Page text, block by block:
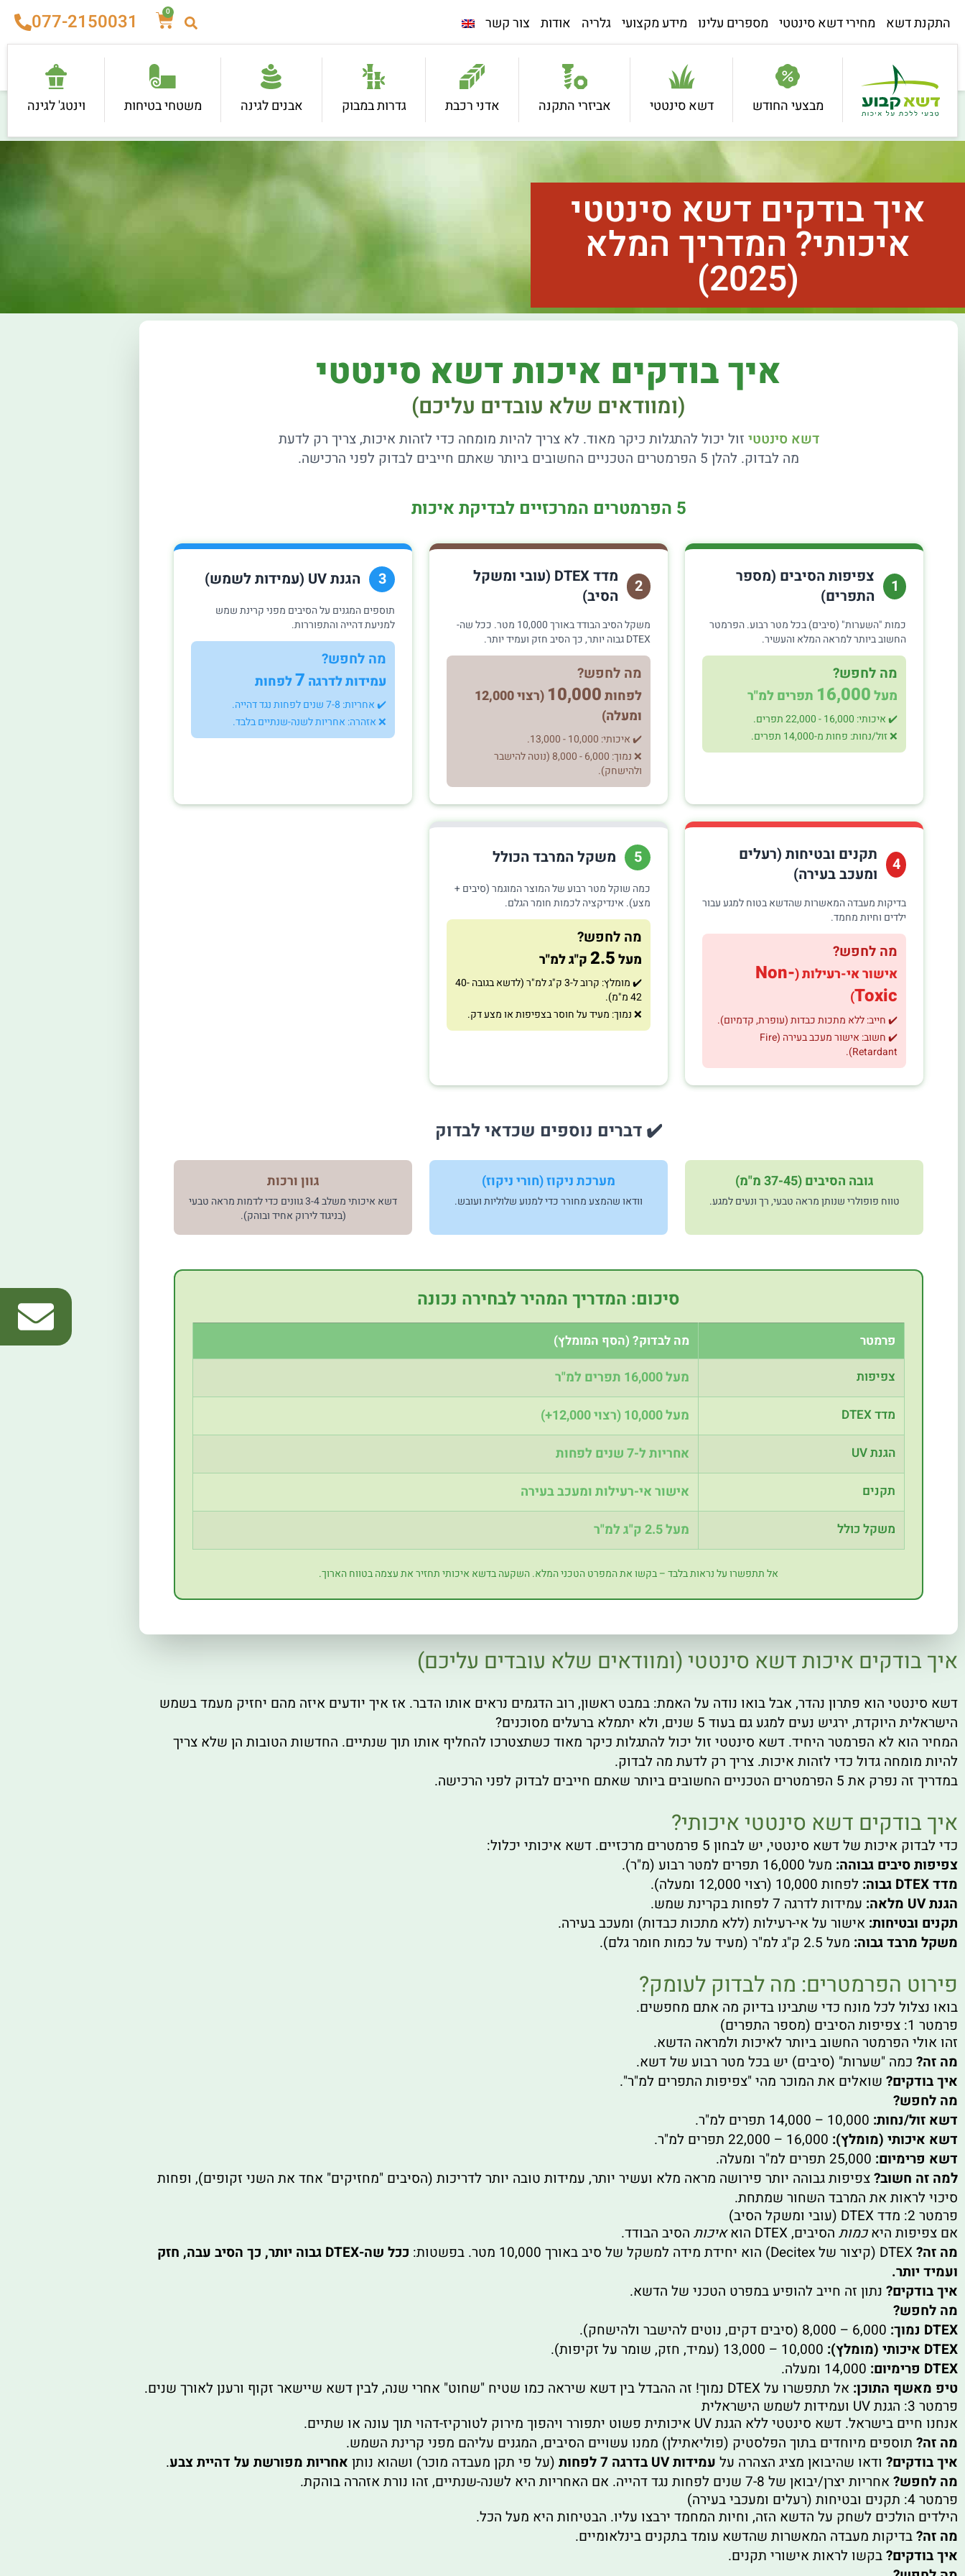
התקנת דשא מחירי דשא סינטטי מספרים עלינו מידע מקצועי גלריה אודות צור קשר
0
077-2150031
מבצעי החודש דשא סינטטי אביזרי התקנה אדני רכבת גדרות במבוק אבנים לגינה משטחי בטיחות וינטג' לגינה
איך בודקים דשא סינטטי
איכותי? המדריך המלא
(2025)
איך בודקים איכות דשא סינטטי
(ומוודאים שלא עובדים עליכם)
דשא סינטטי זול יכול להתגלות כיקר מאוד. לא צריך להיות מומחה כדי לזהות איכות, צריך רק לדעת
מה לבדוק. להלן 5 הפרמטרים הטכניים החשובים ביותר שאתם חייבים לבדוק לפני הרכישה.
5 הפרמטרים המרכזיים לבדיקת איכות
1
צפיפות הסיבים (מספר
התפרים)
כמות "השערות" (סיבים) בכל מטר רבוע. הפרמטר
החשוב ביותר למראה המלא והעשיר.
מה לחפש?
מעל16,000 תפרים למ"ר
✔️ איכותי: 16,000 - 22,000 תפרים.
❌ זול/נחות: פחות מ-14,000 תפרים.
2
מדד DTEX (עובי ומשקל
הסיב)
משקל הסיב הבודד באורך 10,000 מטר. ככל שה-
DTEX גבוה יותר, כך הסיב חזק ועמיד יותר.
מה לחפש?
לפחות10,000
(רצוי 12,000
ומעלה)
✔️ איכותי: 10,000 - 13,000.
❌ נמוך: 6,000 - 8,000 (נוטה להישבר
ולהישחק).
3 הגנת UV (עמידות לשמש)
תוספים המגנים על הסיבים מפני קרינת שמש
למניעת דהייה והתפוררות.
מה לחפש?
עמידות לדרגה 7לפחות
✔️ אחריות: 7-8 שנים לפחות נגד דהייה.
❌ אזהרה: אחריות לשנה-שנתיים בלבד.
4
תקנים ובטיחות (רעלים
ומעכב בעירה)
בדיקות מעבדה המאשרות שהדשא בטוח למגע עבור
ילדים וחיות מחמד.
מה לחפש?
אישור אי-רעילות (Non-
Toxic
)
✔️ חייב: ללא מתכות כבדות (עופרת, קדמיום).
✔️ חשוב: אישור מעכב בעירה (Fire
Retardant).
5 משקל המרבד הכולל
כמה שוקל מטר רבוע של המוצר המוגמר (סיבים +
מצע). אינדיקציה לכמות חומר הגלם.
מה לחפש?
מעל2.5ק"ג למ"ר
✔️ מומלץ: קרוב ל-3 ק"ג למ"ר (לדשא בגובה 40-
42 מ"מ).
❌ נמוך: מעיד על חוסר בצפיפות או מצע דק.
✔️ דברים נוספים שכדאי לבדוק
גובה הסיבים (37-45 מ"מ)
טווח פופולרי שנותן מראה טבעי, רך ונעים למגע.
מערכת ניקוז (חורי ניקוז)
וודאו שהמצע מחורר כדי למנוע שלוליות ועובש.
גוון ורכות
דשא איכותי משלב 3-4 גוונים כדי לדמות מראה טבעי
(בניגוד לירוק אחיד ובוהק).
סיכום: המדריך המהיר לבחירה נכונה
פרמטר
מה לבדוק? (הסף המומלץ)
צפיפות
מעל 16,000 תפרים למ"ר
מדד DTEX מעל 10,000 (רצוי 12,000+)
הגנת UV אחריות ל-7 שנים לפחות
תקנים אישור אי-רעילות ומעכב בעירה
משקל כולל מעל 2.5 ק"ג למ"ר
אל תתפשרו על נראות בלבד – בקשו את המפרט הטכני המלא. השקעה בדשא איכותי תחזיר את עצמה בטווח הארוך.
איך בודקים איכות דשא סינטטי (ומוודאים שלא עובדים עליכם)
דשא סינטטי הוא פתרון נהדר, אבל בואו נודה על האמת: במבט ראשון, רוב הדגמים נראים אותו הדבר. אז איך יודעים איזה מהם יחזיק מעמד בשמש
הישראלית היוקדת, ירגיש נעים למגע גם בעוד 5 שנים, ולא יתמלא ברעלים מסוכנים?
המחיר הוא לא הפרמטר היחיד. דשא סינטטי זול יכול להתגלות כיקר מאוד כשתצטרכו להחליף אותו תוך שנתיים. החדשות הטובות הן שלא צריך
להיות מומחה גדול כדי לזהות איכות. צריך רק לדעת מה לבדוק.
במדריך זה נפרק את 5 הפרמטרים הטכניים החשובים ביותר שאתם חייבים לבדוק לפני הרכישה.
איך בודקים דשא סינטטי איכותי?
כדי לבדוק איכות של דשא סינטטי, יש לבחון 5 פרמטרים מרכזיים. דשא איכותי יכלול:
צפיפות סיבים גבוהה: מעל 16,000 תפרים למטר רבוע (מ"ר).
מדד DTEX גבוה:
לפחות 10,000 (רצוי 12,000 ומעלה).
הגנת UV מלאה:
עמידות לדרגה 7 לפחות בקרינת שמש.
תקנים ובטיחות: אישור על אי-רעילות (ללא מתכות כבדות) ומעכב בעירה.
משקל מרבד גבוה: מעל 2.5 ק"ג למ"ר (מעיד על כמות חומר גלם).
פירוט הפרמטרים: מה לבדוק לעומק?
בואו נצלול לכל מונח כדי שתבינו בדיוק מה אתם מחפשים.
פרמטר 1: צפיפות הסיבים (מספר התפרים)
זהו אולי הפרמטר החשוב ביותר לאיכות ולמראה הדשא.
מה זה? כמה "שערות" (סיבים) יש בכל מטר רבוע של דשא.
איך בודקים? שואלים את המוכר מהי "צפיפות התפרים למ"ר".
מה לחפש?
דשא זול/נחות:
דשא איכותי (מומלץ):
דשא פרימיום:
למה זה חשוב?צפיפות גבוהה יותר פירושה מראה מלא ועשיר יותר, עמידות טובה יותר לדריכות (הסיבים "מחזיקים" אחד את השני זקופים), ופחות
סיכוי לראות את המרבד השחור שמתחת.
פרמטר 2: מדד DTEX (עובי ומשקל הסיב)
אם צפיפות היאכמות הסיבים, DTEX הוא איכות הסיב הבודד.
מה זה?
ככל שה-DTEX גבוה יותר, כך הסיב עבה, חזק
ועמיד יותר.
איך בודקים? נתון זה חייב להופיע במפרט הטכני של הדשא.
מה לחפש?
DTEX נמוך:
DTEX איכותי (מומלץ):
DTEX פרימיום:
טיפ מאשף התוכן: אל תתפשרו על DTEX נמוך! זה ההבדל בין דשא שיראה כמו שטיח "שחוט" אחרי שנה, לבין דשא שיישאר זקוף ורענן לאורך שנים.
פרמטר 3: הגנת UV ועמידות לשמש הישראלית
אנחנו חיים בישראל. דשא סינטטי ללא הגנת UV איכותית פשוט יתפורר ויהפוך מירוק לטורקיז-דהוי תוך עונה או שתיים.
מה זה? תוספים מיוחדים בתוך הפלסטיק (פוליאתילן) ממנו עשויים הסיבים, המגנים עליהם מפני קרינת השמש.
איך בודקים? ודאו שהיבואן מציג הצהרה על עמידות UV בדרגה 7 לפחות (על פי תקן מעבדה מוכר) ושהוא נותן אחריות מפורשת על דהיית צבע.
מה לחפש? אחריות יצרן/יבואן של 7-8 שנים לפחות נגד דהייה. אם האחריות היא לשנה-שנתיים, זהו נורת אזהרה בוהקת.
פרמטר 4: תקנים ובטיחות (רעלים ומעכבי בעירה)
הילדים הולכים לשחק על הדשא הזה, וחיות המחמד ירבצו עליו. הבטיחות היא מעל הכל.
מה זה?בדיקות מעבדה המאשרות שהדשא עומד בתקנים בינלאומיים.
איך בודקים?בקשו לראות אישורי תקנים.